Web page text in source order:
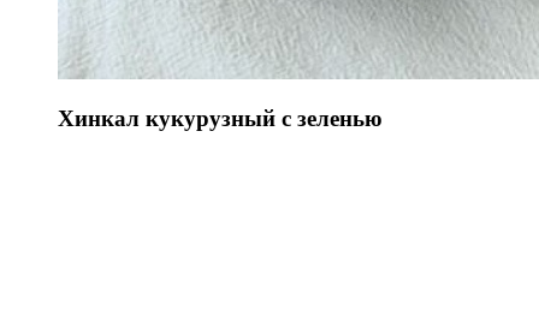
Хинкал кукурузный с зеленью